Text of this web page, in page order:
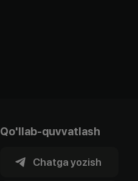
Qo'llab-quvvatlash
Chatga yozish